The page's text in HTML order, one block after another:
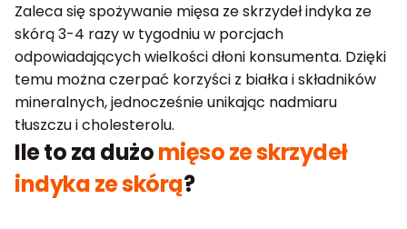
Zaleca się spożywanie mięsa ze skrzydeł indyka ze
skórą 3-4 razy w tygodniu w porcjach
odpowiadających wielkości dłoni konsumenta. Dzięki
temu można czerpać korzyści z białka i składników
mineralnych, jednocześnie unikając nadmiaru
tłuszczu i cholesterolu.
Ile to za dużomięso ze skrzydeł
indyka ze skórą?